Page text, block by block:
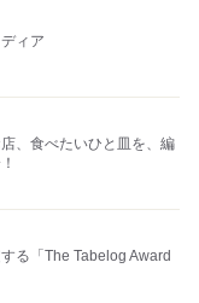
ィア
、食べたいひと皿を、編
る「The Tabelog Award